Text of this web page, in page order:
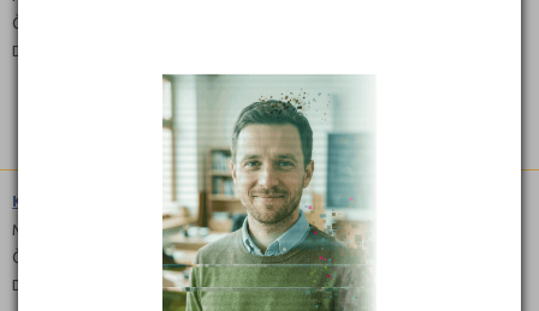
Čeština
Denní
Kosmetické služby (6941L01)
Maturitní
Čeština
Denní